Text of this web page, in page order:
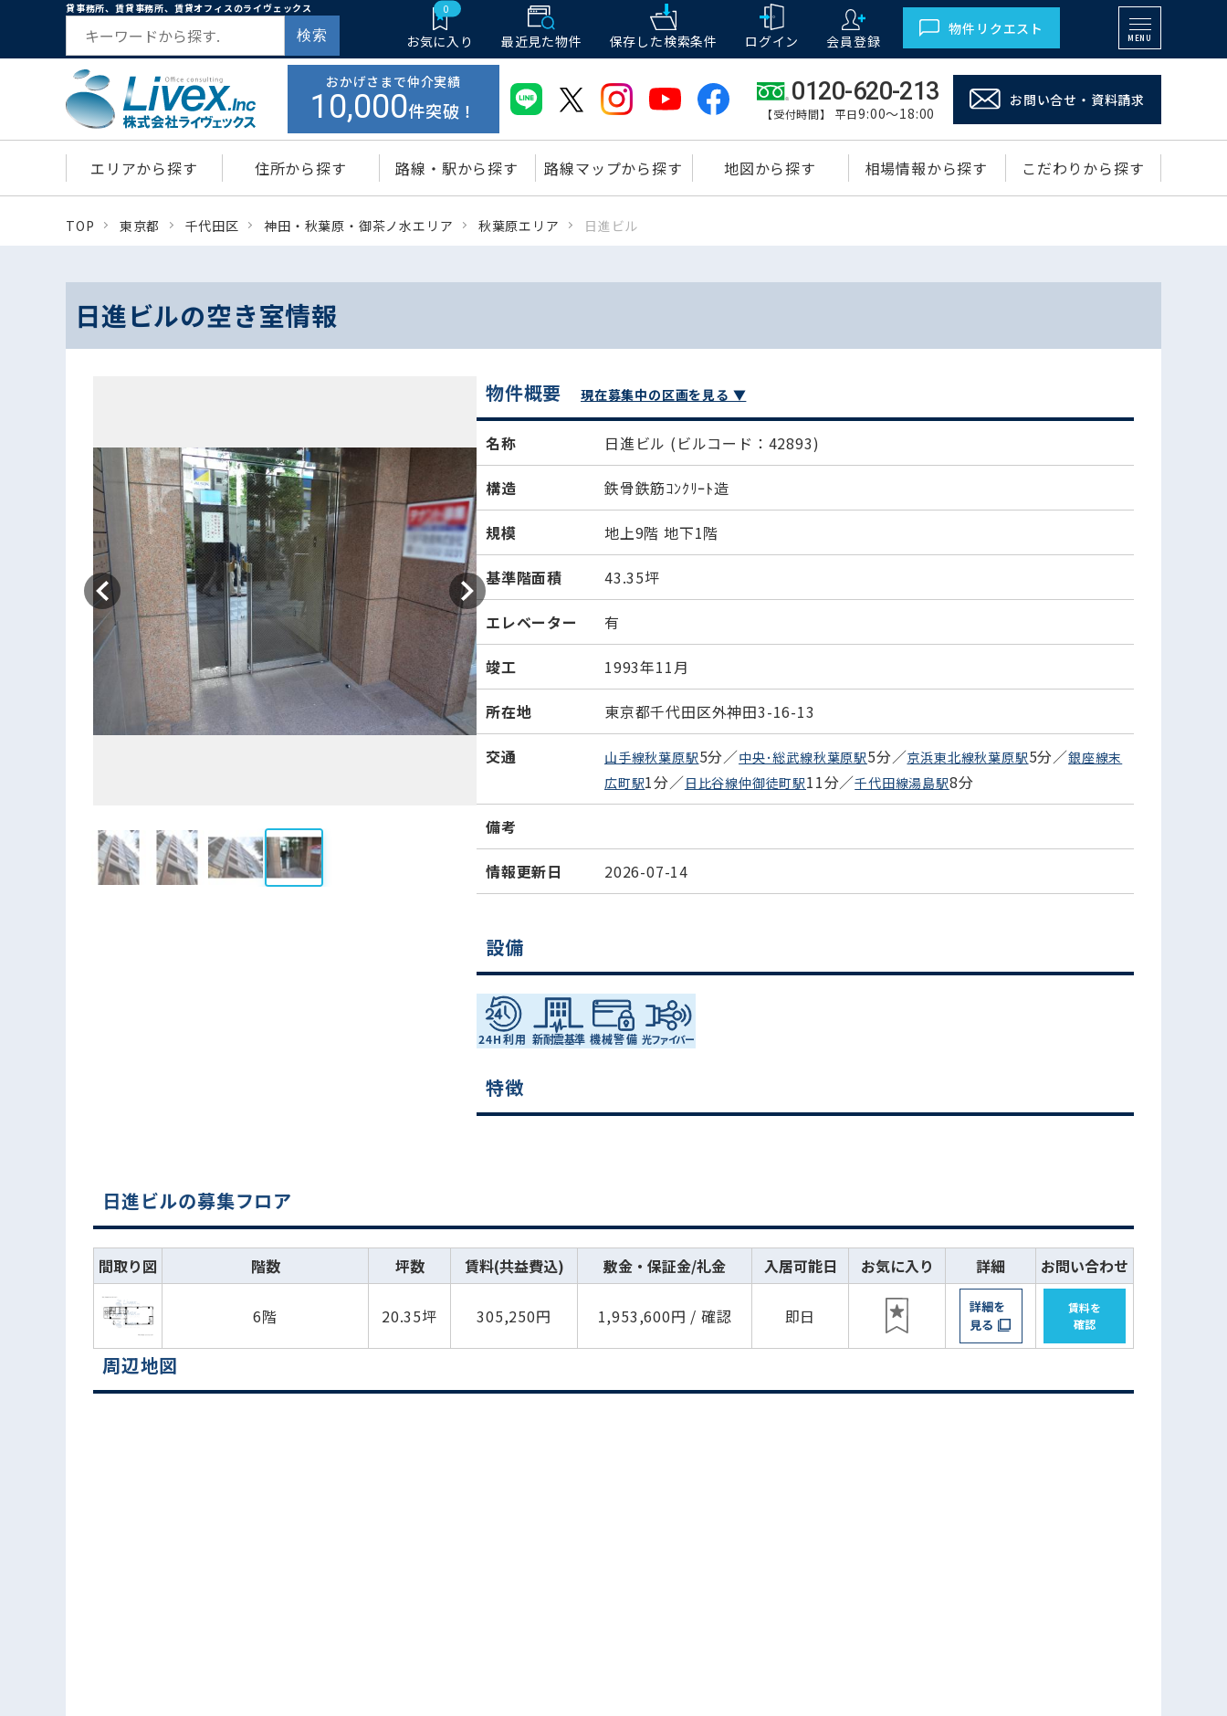
貸事務所、賃貸事務所、賃貸オフィスのライヴェックス
検索
0
お気に入り 最近見た物件 保存した検索条件 ログイン 会員登録
物件リクエスト
MENU
おかげさまで仲介実績
10,000件突破！
0120-620-213
【受付時間】 平日9:00～18:00
お問い合せ・資料請求
エリアから探す 住所から探す 路線・駅から探す 路線マップから探す 地図から探す 相場情報から探す こだわりから探す
TOP 東京都 千代田区 神田・秋葉原・御茶ノ水エリア 秋葉原エリア 日進ビル
日進ビルの空き室情報
物件概要 現在募集中の区画を見る ▼
名称 日進ビル (ビルコード：42893)
構造 鉄骨鉄筋ｺﾝｸﾘｰﾄ造
規模 地上9階 地下1階
基準階面積 43.35坪
エレベーター 有
竣工 1993年11月
所在地 東京都千代田区外神田3-16-13
交通 山手線秋葉原駅5分／中央･総武線秋葉原駅5分／京浜東北線秋葉原駅5分／銀座線末
広町駅1分／日比谷線仲御徒町駅11分／千代田線湯島駅8分
備考
情報更新日 2026-07-14
設備
特徴
日進ビルの募集フロア
間取り図 階数 坪数 賃料(共益費込) 敷金・保証金/礼金 入居可能日 お気に入り 詳細 お問い合わせ
6階 20.35坪 305,250円 1,953,600円 / 確認 即日
詳細を
見る
賃料を
確認
周辺地図